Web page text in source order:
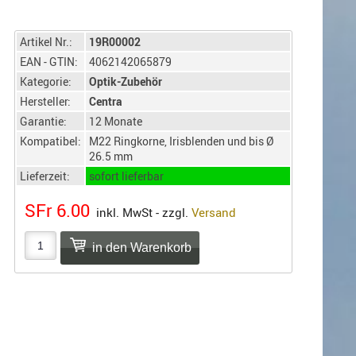
Artikel Nr.:
19R00002
EAN - GTIN:
4062142065879
Kategorie:
Optik-Zubehör
Hersteller:
Centra
Garantie:
12 Monate
Kompatibel:
M22 Ringkorne, Irisblenden und bis Ø
26.5 mm
Lieferzeit:
sofort lieferbar
SFr 6.00 inkl. MwSt - zzgl. Versand